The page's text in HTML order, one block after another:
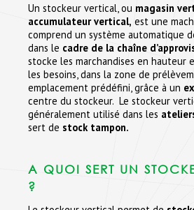
Un stockeur vertical, ou magasin
accumulateur vertical, est une
comprend un système automatique
dans le cadre de la chaîne
stocke les marchandises en hauteur
les besoins, dans la zone de
emplacement prédéfini, grâce à un
centre du stockeur. Le stockeur
généralement utilisé dans les
sert de stock tampon.
A QUOI SERT UN
?